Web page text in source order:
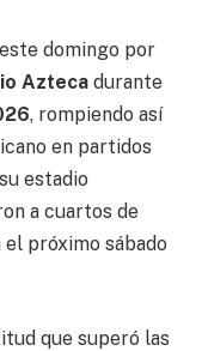
domingo por
Azteca durante
, rompiendo así
en partidos
estadio
a cuartos de
próximo sábado
que superó las